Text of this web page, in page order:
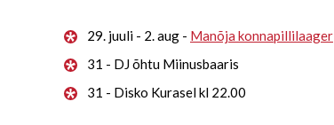
29. juuli - 2. aug - Manõja konnapillilaager
31 - DJ õhtu Miinusbaaris
31 - Disko Kurasel kl 22.00